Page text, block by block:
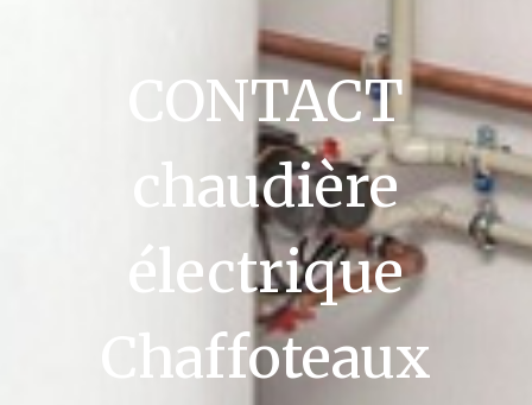
CONTACT
chaudière
électrique
Chaffoteaux